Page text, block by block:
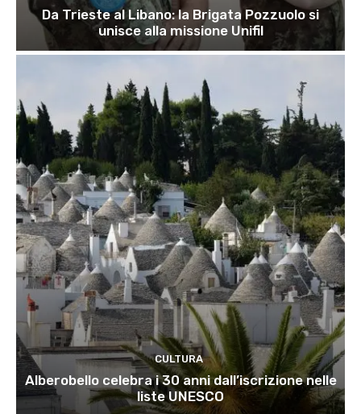
Da Trieste al Libano: la Brigata Pozzuolo si
unisce alla missione Unifil
CULTURA
Alberobello celebra i 30 anni dall’iscrizione nelle
liste UNESCO